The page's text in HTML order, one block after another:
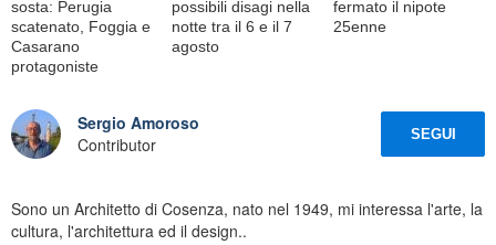
sosta: Perugia
scatenato, Foggia e
Casarano
protagoniste
possibili disagi nella
notte tra il 6 e il 7
agosto
fermato il nipote
25enne
Sergio Amoroso
Contributor
SEGUI
Sono un Architetto di Cosenza, nato nel 1949, mi interessa l'arte, la
cultura, l'architettura ed il design..